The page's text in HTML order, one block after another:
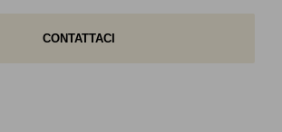
CONTATTACI